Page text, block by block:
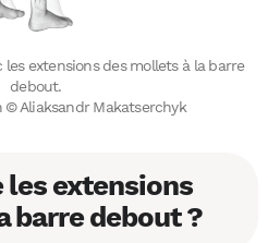
les extensions des mollets à la barre
debout.
Aliaksandr Makatserchyk
extensions
barre debout ?